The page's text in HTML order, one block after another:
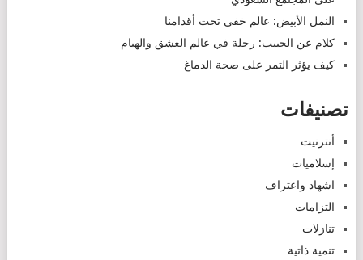
النمل الأبيض: عالم خفي تحت أقدامنا
كلام عن الحبيب: رحلة في عالم العشق والهيام
كيف يؤثر التمر على صحة الدماغ
تصنيفات
أنترنيت
إسلاميات
اشهاد واعتراف
التزامات
تنازلات
تنمية ذاتية